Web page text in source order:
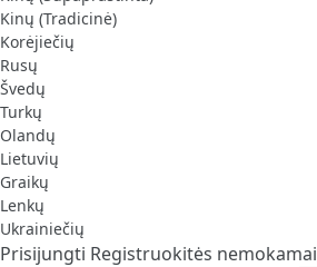
Kinų (Tradicinė)
Korėjiečių
Rusų
Švedų
Turkų
Olandų
Lietuvių
Graikų
Lenkų
Ukrainiečių
Prisijungti Registruokitės nemokamai